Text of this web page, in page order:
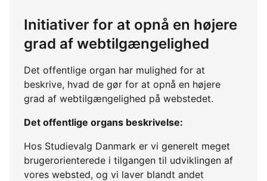
Initiativer for at opnå en højere
grad af webtilgængelighed
Det offentlige organ har mulighed for at
beskrive, hvad de gør for at opnå en højere
grad af webtilgængelighed på webstedet.
Det offentlige organs beskrivelse:
Hos Studievalg Danmark er vi generelt meget
brugerorienterede i tilgangen til udviklingen af
vores websted, og vi laver blandt andet